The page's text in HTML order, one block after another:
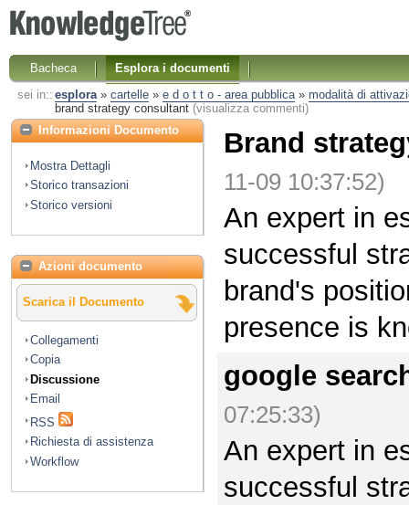
Bacheca
Esplora i documenti
sei in:: esplora» cartelle» e d o t t o - area pubblica» modalità di
brand strategy consultant (visualizza commenti)
Informazioni Documento
Mostra Dettagli
Storico transazioni
Storico versioni
Azioni documento
Scarica il Documento
Collegamenti
Copia
Discussione
Email
RSS
Richiesta di assistenza
Workflow
Brand
11-09 10:37:52)
An expert in
successful
brand's
presence is
google
07:25:33)
An expert in
successful